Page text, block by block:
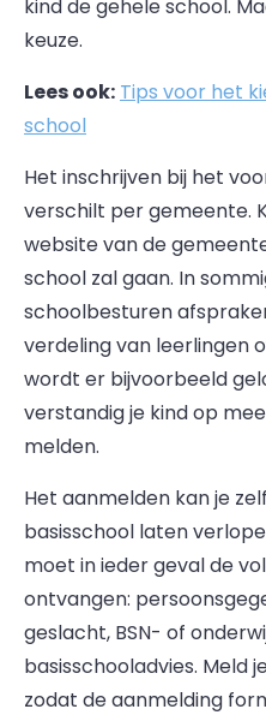
kind de gehele school.
keuze.
Lees ook: Tips voor het
school
Het inschrijven bij het
verschilt per gemeente.
website van de
school zal gaan. In
schoolbesturen
verdeling van leerlingen
wordt er bijvoorbeeld
verstandig je kind op
melden.
Het aanmelden kan je
basisschool laten
moet in ieder geval de
ontvangen:
geslacht, BSN- of
basisschooladvies. Meld
zodat de aanmelding